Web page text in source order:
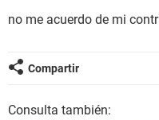
no me acuerdo de mi
Compartir
Consulta también: